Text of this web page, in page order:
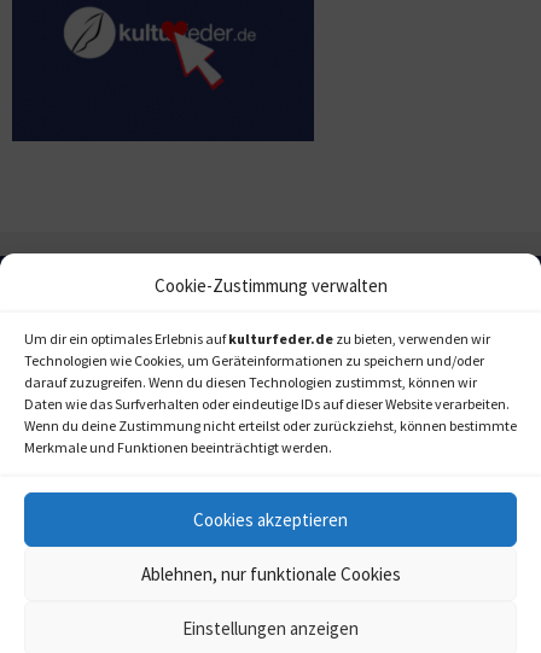
Cookie-Zustimmung verwalten
Um dir ein optimales Erlebnis aufkulturfeder.de zu bieten, verwenden wir
Technologien wie Cookies, um Geräteinformationen zu speichern und/oder
darauf zuzugreifen. Wenn du diesen Technologien zustimmst, können wir
Daten wie das Surfverhalten oder eindeutige IDs auf dieser Website verarbeiten.
Wenn du deine Zustimmung nicht erteilst oder zurückziehst, können bestimmte
Merkmale und Funktionen beeinträchtigt werden.
Cookies akzeptieren
Ablehnen, nur funktionale Cookies
Einstellungen anzeigen
© 2006-2020 LAPPmedien+events
kulturfeder.de –